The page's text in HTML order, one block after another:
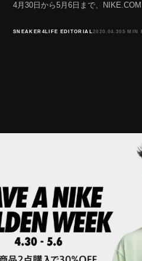
4月30日から5月6日まで、
SNEAKER4LIFE EDITORIAL2020.04.30 5 MIN